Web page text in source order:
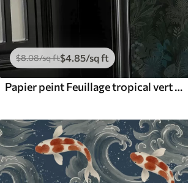
$8.08/sq ft$4.85/sq ft
Papier peint Feuillage tropical vert foncé avec des accents bleus